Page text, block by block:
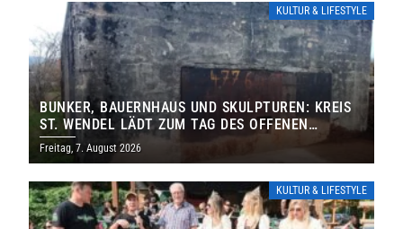
KULTUR & LIFESTYLE
BUNKER, BAUERNHAUS UND SKULPTUREN: KREIS
ST. WENDEL LÄDT ZUM TAG DES OFFENEN
DENKMALS EIN
Freitag, 7. August 2026
KULTUR & LIFESTYLE